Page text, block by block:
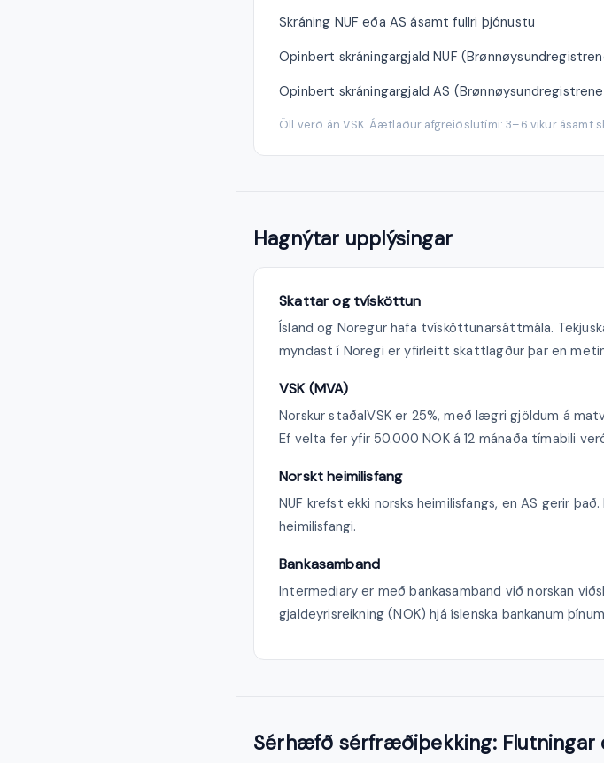
Skráning NUF eða AS ásamt fullri þjónustu
Opinbert skráningargjald NUF
Opinbert skráningargjald AS
Öll verð án VSK. Áætlaður afgreiðslutími: 3–6 vikur ásamt
Hagnýtar upplýsingar
Skattar og tvísköttun
Ísland og Noregur hafa tvísköttunarsáttmála.
myndast í Noregi er yfirleitt skattlagður þar en
VSK (MVA)
Norskur staðalVSK er 25%, með lægri gjöldum á
Ef velta fer yfir 50.000 NOK á 12 mánaða tímabili
Norskt heimilisfang
NUF krefst ekki norsks heimilisfangs, en AS gerir
heimilisfangi.
Bankasamband
Intermediary er með bankasamband við norskan
gjaldeyrisreikning (NOK) hjá íslenska bankanum
Sérhæfð sérfræðiþekking: Flutningar